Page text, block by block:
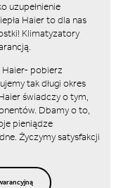
uzupełnienie
Haier to dla nas
Klimatyzatory
pobierz
tak długi okres
świadczy o tym,
Dbamy o to,
pieniądze
Życzymy satysfakcji